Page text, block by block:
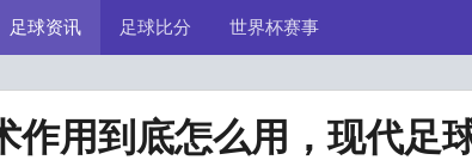
足球资讯 足球比分 世界杯赛事
作用到底怎么用，现代足